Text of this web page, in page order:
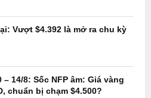
H
Vượt $4.392 là mở ra chu kỳ
14/8: Sốc NFP âm: Giá vàng
chuẩn bị chạm $4.500?